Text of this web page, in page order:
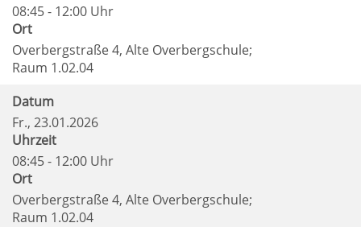
08:45 - 12:00 Uhr
Ort
Overbergstraße 4, Alte Overbergschule;
Raum 1.02.04
Datum
Fr., 23.01.2026
Uhrzeit
08:45 - 12:00 Uhr
Ort
Overbergstraße 4, Alte Overbergschule;
Raum 1.02.04